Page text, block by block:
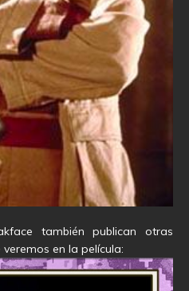
también publican otras
en la película: